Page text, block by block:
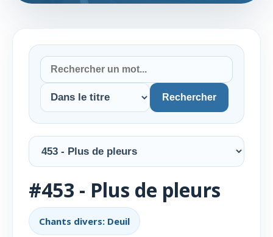
Rechercher
#453 - Plus de pleurs
Chants divers: Deuil